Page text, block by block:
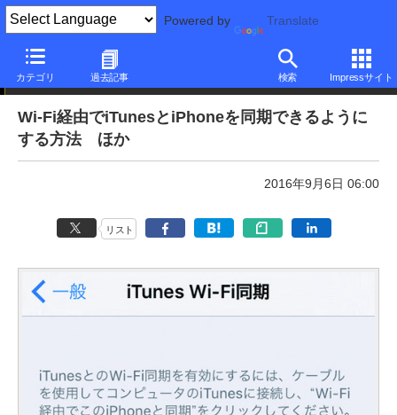
Powered by Translate
カテゴリ 過去記事 検索 Impressサイト
本日のできるネット
Wi-Fi経由でiTunesとiPhoneを同期できるように
する方法 ほか
2016年9月6日 06:00
リスト